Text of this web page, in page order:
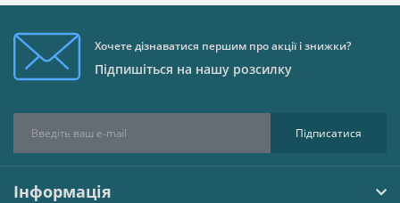
Хочете дізнаватися першим про акції і знижки?
Підпишіться на нашу розсилку
Підписатися
Інформація